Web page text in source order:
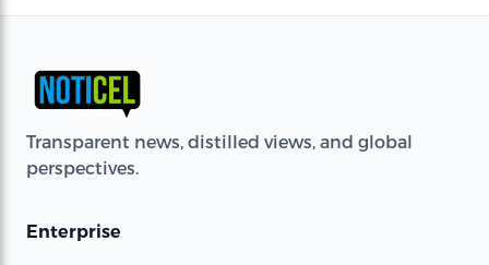
Transparent news, distilled views, and global
perspectives.
Enterprise